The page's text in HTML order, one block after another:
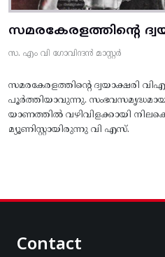
സമരകേരളത്തിൻ്റെ
സ. എം വി ഗോവിന്ദൻ മാസ്റ്റർ
സമരകേരളത്തിൻ്റെ ദ്വയാക്ഷരി
പൂർത്തിയാവുന്നു. സംഭവസമൃദ്ധമായ
യാണത്തിൽ വഴിവിളക്കായി
മ്യൂണിസ്റ്റായിരുന്നു വി എസ്.
Contact